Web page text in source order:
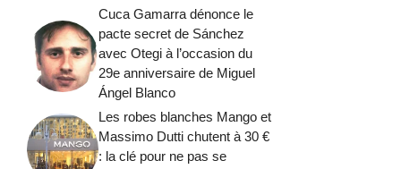
Cuca Gamarra dénonce le
pacte secret de Sánchez
avec Otegi à l’occasion du
29e anniversaire de Miguel
Ángel Blanco
Les robes blanches Mango et
Massimo Dutti chutent à 30 €
: la clé pour ne pas se